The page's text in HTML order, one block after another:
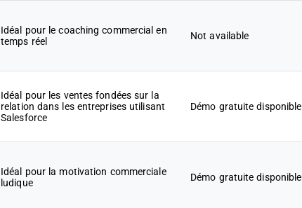
Idéal pour le coaching commercial en
temps réel
Not available
Idéal pour les ventes fondées sur la
relation dans les entreprises utilisant
Salesforce
Démo gratuite disponible
Idéal pour la motivation commerciale
ludique
Démo gratuite disponible